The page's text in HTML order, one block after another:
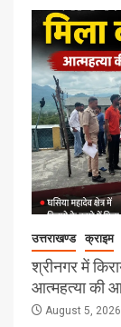
उत्तराखण्ड क्राइम
श्रीनगर में
आत्महत्या की
August 5, 2026